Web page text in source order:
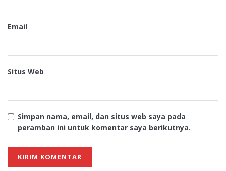
Email
Situs Web
Simpan nama, email, dan situs web saya pada
peramban ini untuk komentar saya berikutnya.